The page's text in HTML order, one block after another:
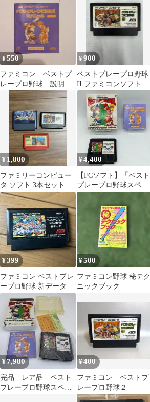
¥550
ファミコン ベストプ
レープロ野球 説明書
のみ
¥900
ベストプレープロ野球
II ファミコンソフト
¥ 1,800
ファミリーコンピュー
タ ソフト 3本セット
¥4,400
【FCソフト】「ベスト
プレープロ野球スペシ
ャル」 外箱・説明書付
き 動作品 ファミコン
ファミリーコンピュー
¥399
ファミコン ベストプレ
ープロ野球 新データ
¥500
ファミコン野球 秘テク
ニックブック
¥7,980
完品 レア品 ベスト
プレープロ野球スペシ
¥400
ファミコン ベストプ
レープロ野球２